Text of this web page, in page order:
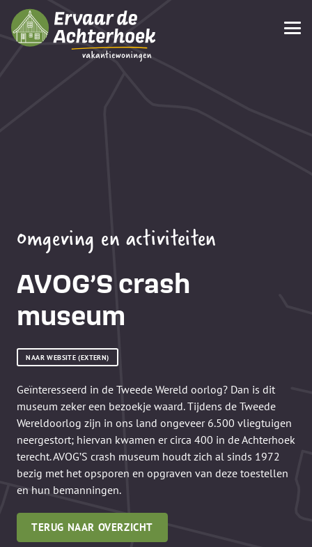
Omgeving en activiteiten
AVOG’S crash
museum
NAAR WEBSITE (EXTERN)
Geïnteresseerd in de Tweede Wereld oorlog? Dan is dit
museum zeker een bezoekje waard. Tijdens de Tweede
Wereldoorlog zijn in ons land ongeveer 6.500 vliegtuigen
neergestort; hiervan kwamen er circa 400 in de Achterhoek
terecht. AVOG’S crash museum houdt zich al sinds 1972
bezig met het opsporen en opgraven van deze toestellen
en hun bemanningen.
TERUG NAAR OVERZICHT